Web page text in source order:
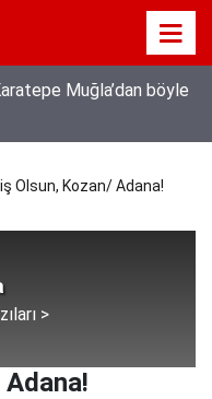
Muğla’dan böyle
Olsun, Kozan/ Adana!
>